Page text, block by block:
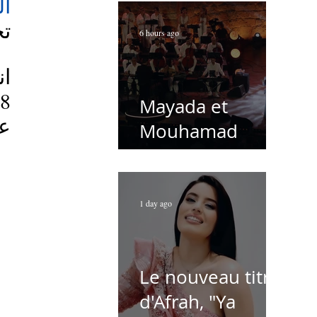
Mayada et
Mouhamad
Khairy font
voyager le public
de Carthage
dans la gloire du
chant et de la
musique arabes
d'antan
6 hours ago
Le nouveau titre
d'Afrah, "Ya
1 day ago